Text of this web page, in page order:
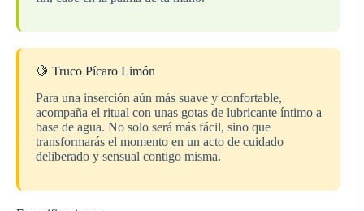
🍋 Truco Pícaro Limón
Para una inserción aún más suave y confortable,
acompaña el ritual con unas gotas de lubricante íntimo a
base de agua. No solo será más fácil, sino que
transformarás el momento en un acto de cuidado
deliberado y sensual contigo misma.